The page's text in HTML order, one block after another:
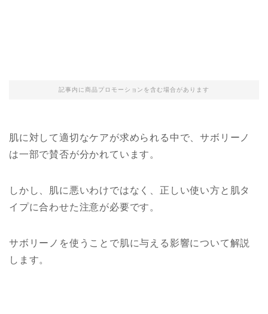
記事内に商品プロモーションを含む場合があります
肌に対して適切なケアが求められる中で、サボリーノ
は一部で賛否が分かれています。
しかし、肌に悪いわけではなく、正しい使い方と肌タ
イプに合わせた注意が必要です。
サボリーノ を使うことで肌に与える影響について解説
します。